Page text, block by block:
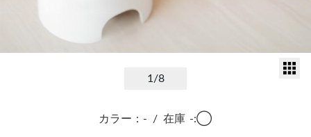
1/8
カラー：- / 在庫 -:◯